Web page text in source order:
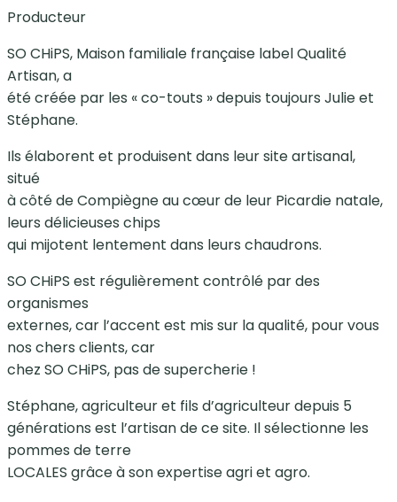
Producteur
SO CHiPS, Maison familiale française label Qualité
Artisan, a
été créée par les « co-touts » depuis toujours Julie et
Stéphane.
Ils élaborent et produisent dans leur site artisanal,
situé
à côté de Compiègne au cœur de leur Picardie natale,
leurs délicieuses chips
qui mijotent lentement dans leurs chaudrons.
SO CHiPS est régulièrement contrôlé par des
organismes
externes, car l’accent est mis sur la qualité, pour vous
nos chers clients, car
chez SO CHiPS, pas de supercherie !
Stéphane, agriculteur et fils d’agriculteur depuis 5
générations est l’artisan de ce site. Il sélectionne les
pommes de terre
LOCALES grâce à son expertise agri et agro.